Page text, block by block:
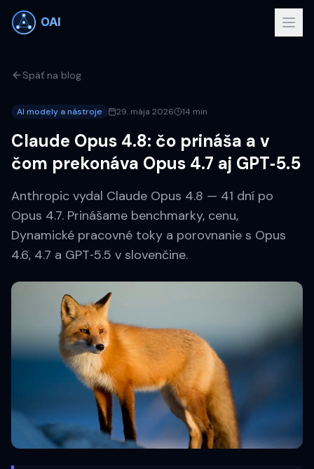
Späť na blog
AI modely a nástroje 29. mája 2026 14 min
Claude Opus 4.8: čo prináša a v
čom prekonáva Opus 4.7 aj GPT‑5.5
Anthropic vydal Claude Opus 4.8 — 41 dní po
Opus 4.7. Prinášame benchmarky, cenu,
Dynamické pracovné toky a porovnanie s Opus
4.6, 4.7 a GPT‑5.5 v slovenčine.